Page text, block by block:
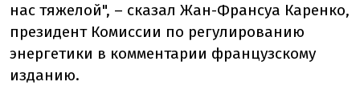
нас тяжелой", – сказал Жан-Франсуа Каренко,
президент Комиссии по регулированию
энергетики в комментарии французскому
изданию.